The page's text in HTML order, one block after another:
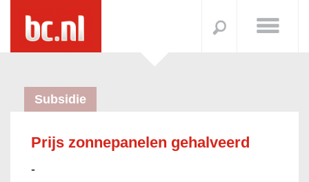
Subsidie
Prijs zonnepanelen gehalveerd
-